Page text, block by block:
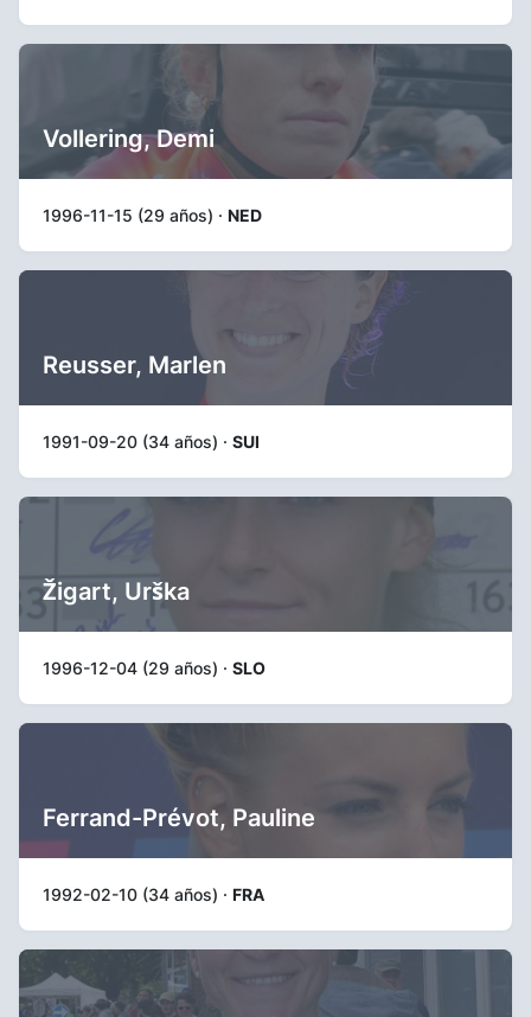
Vollering, Demi
1996-11-15 (29 años) · NED
Reusser, Marlen
1991-09-20 (34 años) · SUI
Žigart, Urška
1996-12-04 (29 años) · SLO
Ferrand-Prévot, Pauline
1992-02-10 (34 años) · FRA